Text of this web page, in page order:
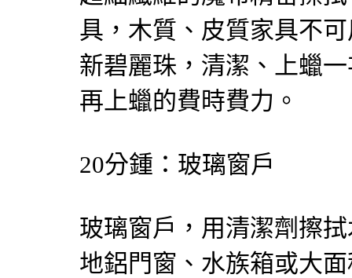
具，木質、皮質家具不
新碧麗珠，清潔、上蠟
再上蠟的費時費力。
20分鍾：玻璃窗戶
玻璃窗戶，用清潔劑擦
地鋁門窗、水族箱或大